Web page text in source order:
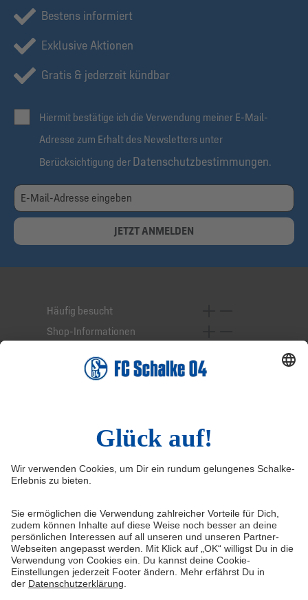
Bestens informiert
Exklusive Aktionen
Gratis & jederzeit kündbar
Hiermit bestätige ich die Verwendung meiner E-Mail-
Adresse zum Erhalt des Newsletters unter
Berücksichtigung der Datenschutzbestimmungen.
JETZT ANMELDEN
Häufig besucht
Shop-Informationen
Service-Hotline
Widerruf Vertrag widerrufen
AGB
Cookie-Einstellungen
Datenschutzerklärung Impressum